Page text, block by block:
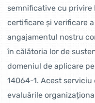
semnificative cu privire
certificare și verificare
angajamentul nostru
în călătoria lor de
domeniul de aplicare
14064-1. Acest
evaluările